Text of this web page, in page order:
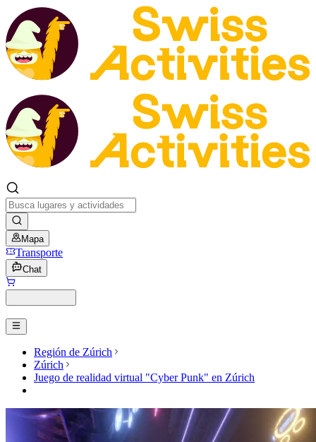
Mapa
Transporte
Chat
Región de Zúrich
Zúrich
Juego de realidad virtual "Cyber Punk" en Zúrich